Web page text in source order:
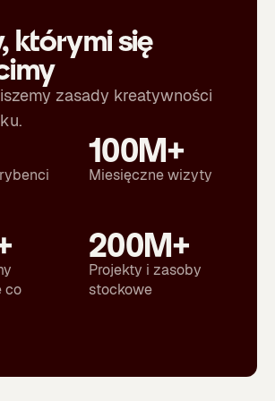
którymi się
zasady kreatywności
100M+
Miesięczne wizyty
co
200M+
Projekty i zasoby
stockowe